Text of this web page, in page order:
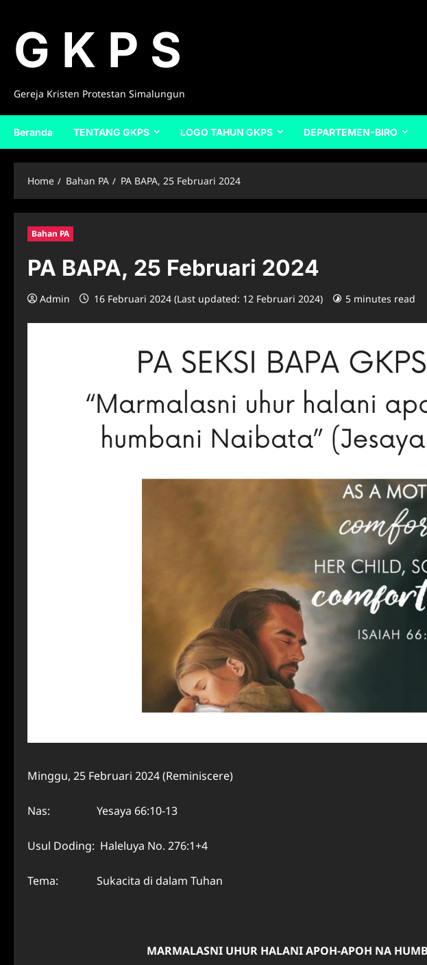
contentG K P S
Gereja Kristen Protestan Simalungun
Beranda TENTANG GKPS LOGO TAHUN GKPS DEPARTEMEN-BIRO
Home Bahan PA PA BAPA, 25 Februari 2024
Bahan PA
PA BAPA, 25 Februari 2024
Admin 16 Februari 2024 (Last updated: 12 Februari 2024) 5 minutes read
Minggu, 25 Februari 2024 (Reminiscere)
Nas: Yesaya 66:10-13
Usul Doding: Haleluya No. 276:1+4
Tema: Sukacita di dalam Tuhan
MARMALASNI UHUR HALANI APOH-APOH NA